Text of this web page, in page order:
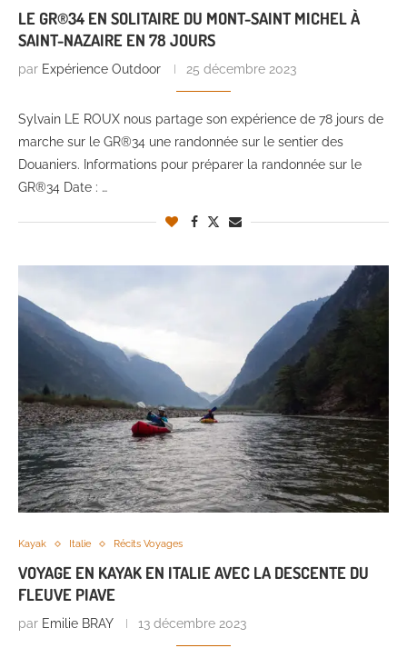
LE GR®34 EN SOLITAIRE DU MONT-SAINT MICHEL À
SAINT-NAZAIRE EN 78 JOURS
par Expérience Outdoor 25 décembre 2023
Sylvain LE ROUX nous partage son expérience de 78 jours de
marche sur le GR®34 une randonnée sur le sentier des
Douaniers. Informations pour préparer la randonnée sur le
GR®34 Date : …
Kayak Italie Récits Voyages
VOYAGE EN KAYAK EN ITALIE AVEC LA DESCENTE DU
FLEUVE PIAVE
par Emilie BRAY 13 décembre 2023